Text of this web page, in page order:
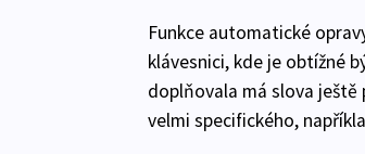
Funkce automatické
klávesnici, kde je obtížné
doplňovala má slova ještě
velmi specifického,